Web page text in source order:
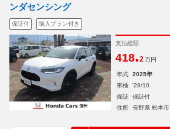
ンダセンシング
保証付 購入プラン付き
支払総額
418.2 万円
年式 2025年
車検
'28/10
保証
保証付
住所
長野県 松本市